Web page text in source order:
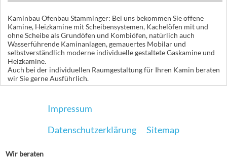
Kaminbau Ofenbau Stamminger: Bei uns bekommen Sie offene
Kamine, Heizkamine mit Scheibensystemen, Kachelöfen mit und
ohne Scheibe als Grundöfen und Kombiöfen, natürlich auch
Wasserführende Kaminanlagen, gemauertes Mobilar und
selbstverständlich moderne individuelle gestaltete Gaskamine und
Heizkamine.
Auch bei der individuellen Raumgestaltung für Ihren Kamin beraten
wir Sie gerne Ausführlich.
Impressum
Datenschutzerklärung
Sitemap
Wir beraten